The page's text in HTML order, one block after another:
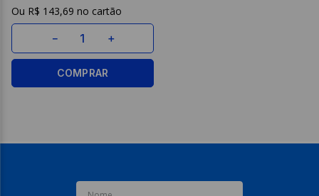
R$ 143,69
＋
－
COMPRAR